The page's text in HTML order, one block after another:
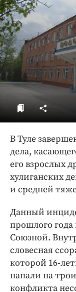
В Туле
дела,
его взрослых
хулиганских
и средней
Данный
прошлого года
Союзной.
словесная
которой 16-
напали на
конфликта